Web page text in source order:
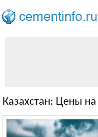
Казахстан: Цены